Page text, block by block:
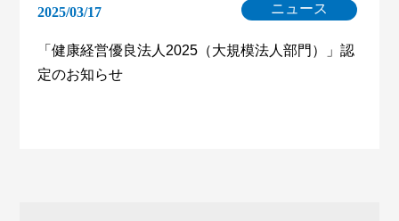
2025/03/17 ニュース
「健康経営優良法人2025（大規模法人部門）」認
定のお知らせ